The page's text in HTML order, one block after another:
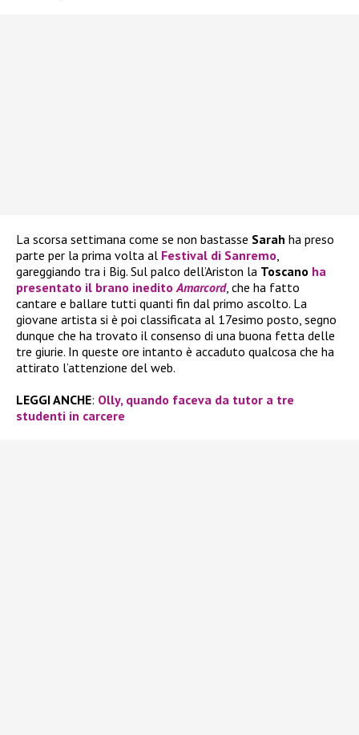
La scorsa settimana come se non bastasse Sarah ha preso
parte per la prima volta al Festival di Sanremo,
gareggiando tra i Big. Sul palco dell’Ariston la Toscano ha
presentato il brano ineditoAmarcord, che ha fatto
cantare e ballare tutti quanti fin dal primo ascolto. La
giovane artista si è poi classificata al 17esimo posto, segno
dunque che ha trovato il consenso di una buona fetta delle
tre giurie. In queste ore intanto è accaduto qualcosa che ha
attirato l’attenzione del web.
LEGGI ANCHE: Olly, quando faceva da tutor a tre
studenti in carcere